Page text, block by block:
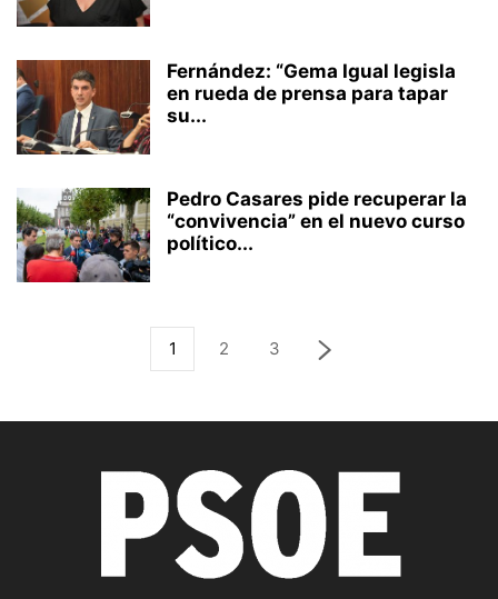
Fernández: “Gema Igual legisla
en rueda de prensa para tapar
su...
Pedro Casares pide recuperar la
“convivencia” en el nuevo curso
político...
1 2 3